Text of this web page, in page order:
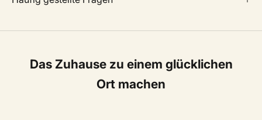
Das Zuhause zu einem glücklichen
Ort machen